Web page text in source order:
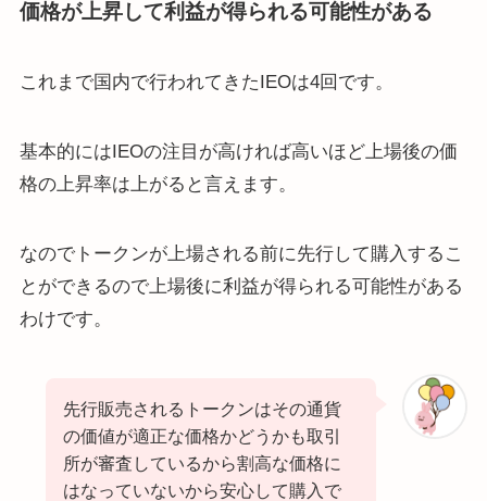
価格が上昇して利益が得られる可能性がある
これまで国内で行われてきたIEOは4回です。
基本的にはIEOの注目が高ければ高いほど上場後の価
格の上昇率は上がると言えます。
なのでトークンが上場される前に先行して購入するこ
とができるので上場後に利益が得られる可能性がある
わけです。
先行販売されるトークンはその通貨
の価値が適正な価格かどうかも取引
所が審査しているから割高な価格に
はなっていないから安心して購入で